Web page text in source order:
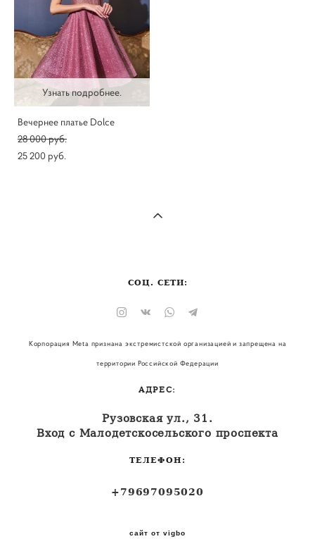
Узнать подробнее.
Вечернее платье Dolce
28 000 pуб.
25 200 pуб.
СОЦ. СЕТИ:
Корпорация Meta признана экстремистской организацией и запрещена на
территории Российской Федерации
АДРЕС:
Рузовская ул., 31.
Вход с Малодетскосельского проспекта
ТЕЛЕФОН:
+79697095020
сайт от vigbo